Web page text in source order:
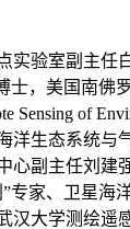
实验室副主任
士，美国南佛
Sensing of
洋生态系统与
心副主任刘建
专家、卫星海
汉大学测绘遥